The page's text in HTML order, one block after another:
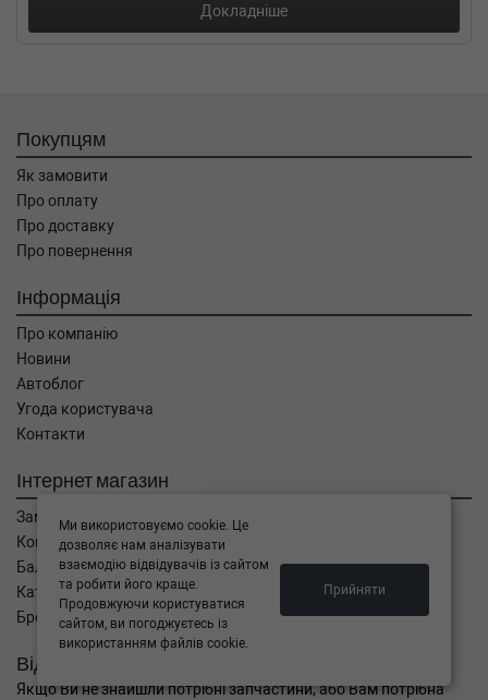
Докладніше
Покупцям
Як замовити
Про оплату
Про доставку
Про повернення
Інформація
Про компанію
Новини
Автоблог
Угода користувача
Контакти
Інтернет магазин
Замовлення
Кошик
Баланс
Каталог товарів
Бренди
Відправити запит
Якщо Ви не знайшли потрібні запчастини, або Вам потрібна
Ми використовуємо cookie. Це
дозволяє нам аналізувати
взаємодію відвідувачів із сайтом
та робити його краще.
Продовжуючи користуватися
сайтом, ви погоджуєтесь із
використанням файлів cookie.
Прийняти